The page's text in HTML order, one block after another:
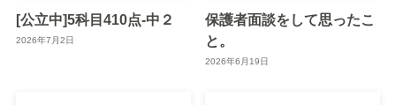
[公立中]5科目410点-中２
2026年7月2日
保護者面談をして思ったこ
と。
2026年6月19日